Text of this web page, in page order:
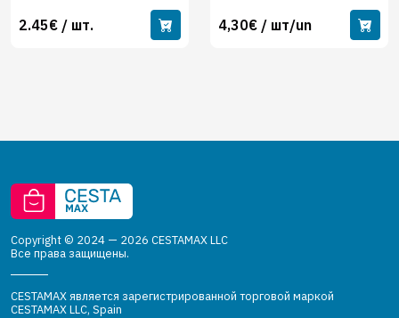
2.45€ / шт. 4,30€ / шт/un
Copyright © 2024 — 2026 CESTAMAX LLC
Все права защищены.
CESTAMAX является зарегистрированной торговой маркой
CESTAMAX LLC, Spain